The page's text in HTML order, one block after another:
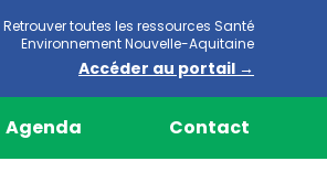
Retrouver toutes les ressources Santé
Environnement Nouvelle-Aquitaine
Accéder au portail →
Agenda Contact